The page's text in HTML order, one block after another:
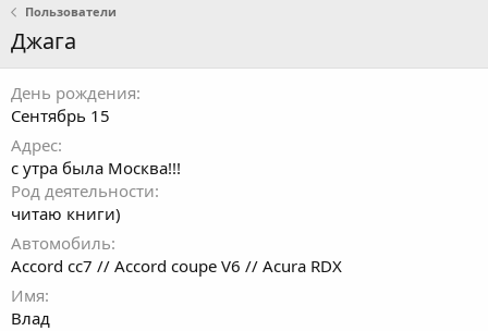
Пользователи
Джага
День рождения
Сентябрь 15
Адрес
с утра была Москва!!!
Род деятельности
читаю книги)
Автомобиль
Accord сс7 // Accord coupe V6 // Acura RDX
Имя
Влад